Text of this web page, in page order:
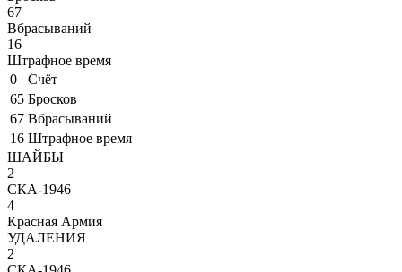
67
Вбрасываний
16
Штрафное время
0
Cчёт
65 Бросков
67 Вбрасываний
16 Штрафное время
ШАЙБЫ
2
СКА-1946
4
Красная Армия
УДАЛЕНИЯ
2